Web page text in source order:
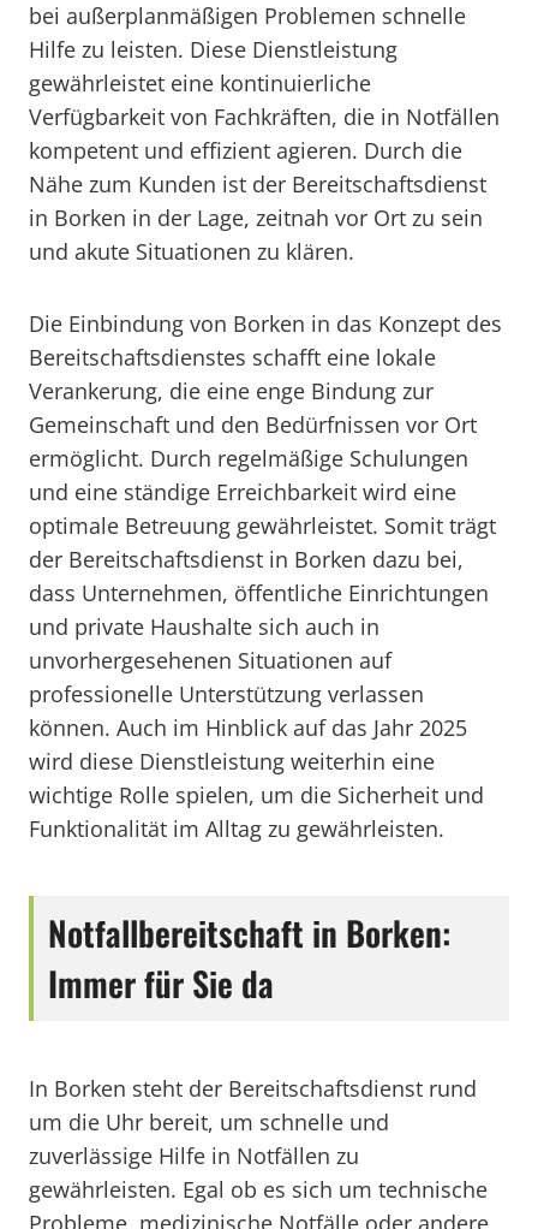
bei außerplanmäßigen Problemen schnelle
Hilfe zu leisten. Diese Dienstleistung
gewährleistet eine kontinuierliche
Verfügbarkeit von Fachkräften, die in Notfällen
kompetent und effizient agieren. Durch die
Nähe zum Kunden ist der Bereitschaftsdienst
in Borken in der Lage, zeitnah vor Ort zu sein
und akute Situationen zu klären.
Die Einbindung von Borken in das Konzept des
Bereitschaftsdienstes schafft eine lokale
Verankerung, die eine enge Bindung zur
Gemeinschaft und den Bedürfnissen vor Ort
ermöglicht. Durch regelmäßige Schulungen
und eine ständige Erreichbarkeit wird eine
optimale Betreuung gewährleistet. Somit trägt
der Bereitschaftsdienst in Borken dazu bei,
dass Unternehmen, öffentliche Einrichtungen
und private Haushalte sich auch in
unvorhergesehenen Situationen auf
professionelle Unterstützung verlassen
können. Auch im Hinblick auf das Jahr 2025
wird diese Dienstleistung weiterhin eine
wichtige Rolle spielen, um die Sicherheit und
Funktionalität im Alltag zu gewährleisten.
Notfallbereitschaft in Borken:
Immer für Sie da
In Borken steht der Bereitschaftsdienst rund
um die Uhr bereit, um schnelle und
zuverlässige Hilfe in Notfällen zu
gewährleisten. Egal ob es sich um technische
Probleme, medizinische Notfälle oder andere